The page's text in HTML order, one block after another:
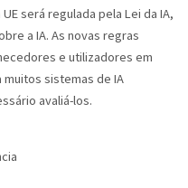
será regulada pela Lei da IA,
a IA. As novas regras
e utilizadores em
muitos sistemas de IA
avaliá-los.